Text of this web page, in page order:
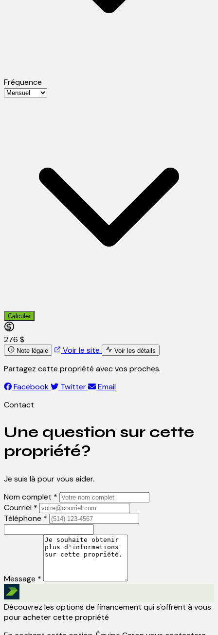
Fréquence
Calculer
276 $
Note légale Voir le site Voir les détails
Partagez cette propriété avec vos proches.
Facebook
Twitter
Email
Contact
Une question sur cette
propriété?
Je suis là pour vous aider.
Nom complet *
Courriel *
Téléphone *
Message *
Découvrez les options de financement qui s'offrent à vous
pour acheter cette propriété